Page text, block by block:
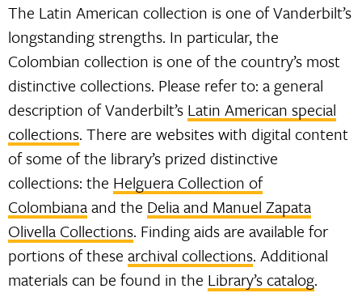
The Latin American collection is one of Vanderbilt’s
longstanding strengths. In particular, the
Colombian collection is one of the country’s most
distinctive collections. Please refer to: a general
description of Vanderbilt’s Latin American special
collections. There are websites with digital content
of some of the library’s prized distinctive
collections: the Helguera Collection of
Colombianaand the Delia and Manuel Zapata
Olivella Collections. Finding aids are available for
portions of thesearchival collections. Additional
materials can be found in the Library’s catalog.